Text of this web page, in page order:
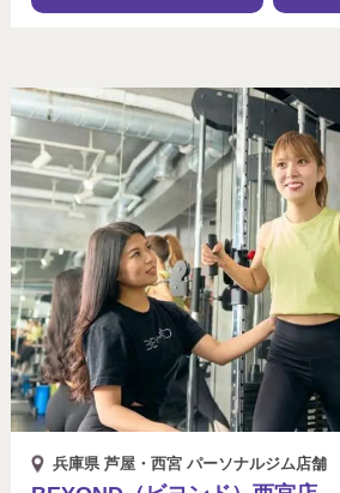
兵庫県 芦屋・西宮 パーソナルジム店舗